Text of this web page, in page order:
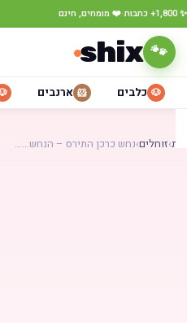
·❤️ מומחים, חינם
🐾
shix
🐶 כלבים 🐹 ארנבים 🐶
›זוחלים›נחש כרכן התירס – הנחש……